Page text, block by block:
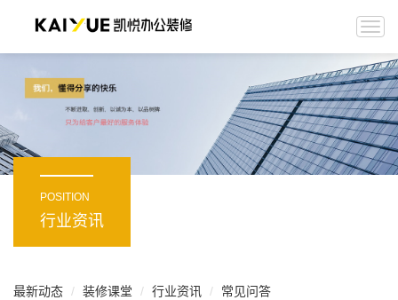
POSITION
行业资讯
最新动态 装修课堂 行业资讯 常见问答